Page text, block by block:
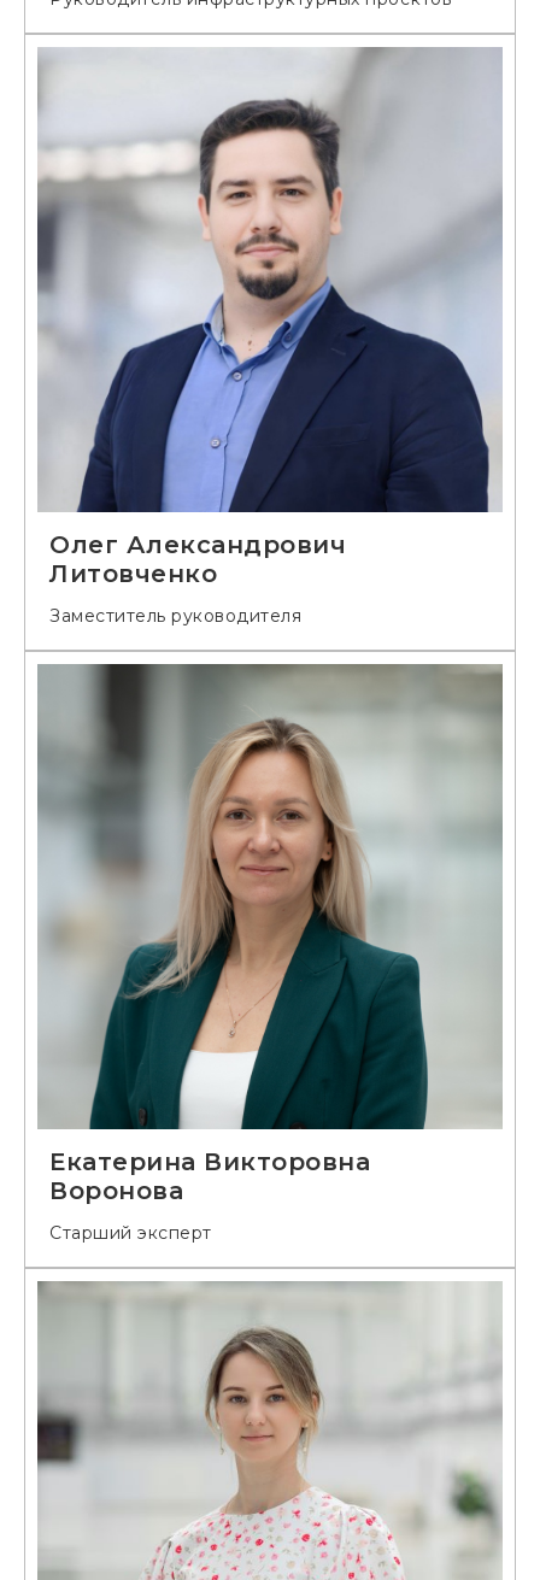
Олег Александрович
Литовченко
Заместитель руководителя
Екатерина Викторовна
Воронова
Старший эксперт